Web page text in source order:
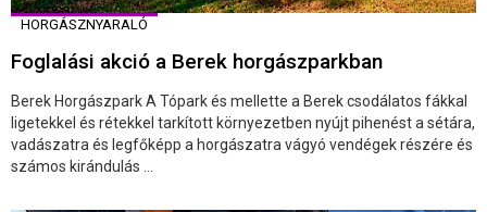
HORGÁSZNYARALÓ
Foglalási akció a Berek horgászparkban
Berek Horgászpark A Tópark és mellette a Berek csodálatos fákkal
ligetekkel és rétekkel tarkított környezetben nyújt pihenést a sétára,
vadászatra és legfőképp a horgászatra vágyó vendégek részére és
számos kirándulás ...